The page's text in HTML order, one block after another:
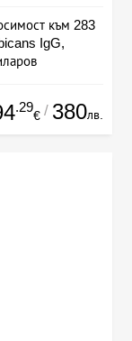
към 283
IgG,
.29
€ / 380лв.